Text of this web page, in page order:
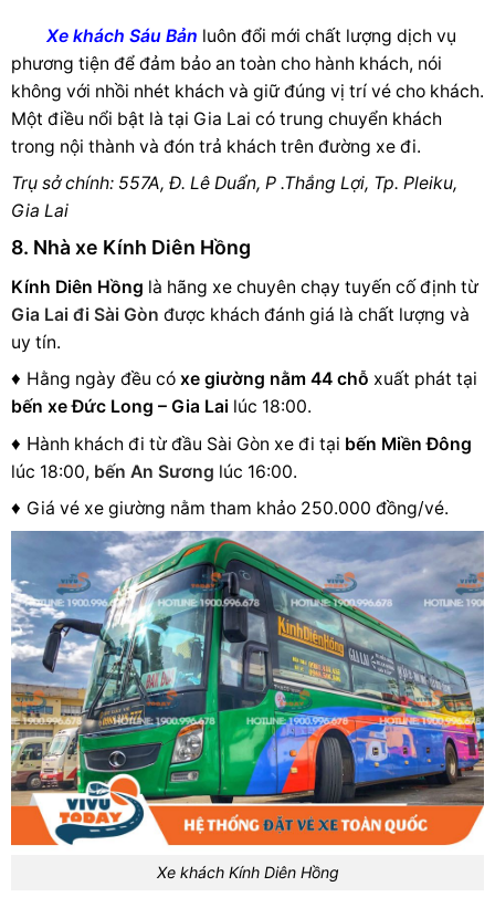
Xe khách Sáu Bản luôn đổi mới chất lượng dịch vụ
phương tiện để đảm bảo an toàn cho hành khách, nói
không với nhồi nhét khách và giữ đúng vị trí vé cho khách.
Một điều nổi bật là tại Gia Lai có trung chuyển khách
trong nội thành và đón trả khách trên đường xe đi.
Trụ sở chính: 557A, Đ. Lê Duẩn, P .Thắng Lợi, Tp. Pleiku,
Gia Lai
8. Nhà xe Kính Diên Hồng
Kính Diên Hồng là hãng xe chuyên chạy tuyến cố định từ
Gia Lai đi Sài Gòn được khách đánh giá là chất lượng và
uy tín.
♦ Hằng ngày đều có xe giường nằm 44 chỗ xuất phát tại
bến xeĐức Long – Gia Lai lúc 18:00.
♦ Hành khách đi từ đầu Sài Gòn xe đi tại bến Miền Đông
lúc 18:00, bến An Sương lúc 16:00.
♦ Giá vé xe giường nằm tham khảo 250.000 đồng/vé.
Xe khách Kính Diên Hồng